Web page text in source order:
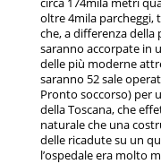
oltre 4mila
che, a differenza della
saranno accorpate in
delle più moderne
saranno 52 sale
Pronto soccorso) per
della Toscana, che
naturale che una
delle ricadute su un
l’ospedale era molto